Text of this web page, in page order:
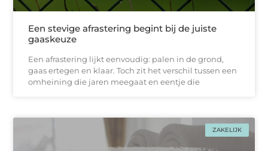
Een stevige afrastering begint bij de juiste
gaaskeuze
Een afrastering lijkt eenvoudig: palen in de grond,
gaas ertegen en klaar. Toch zit het verschil tussen een
omheining die jaren meegaat en eentje die
ZAKELIJK